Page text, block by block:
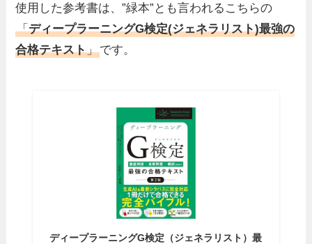
使用した参考書は、”緑本”とも言われるこちらの
「ディープラーニングG検定(ジェネラリスト)最強の
合格テキスト」です。
ディープラーニングG検定（ジェネラリスト）最